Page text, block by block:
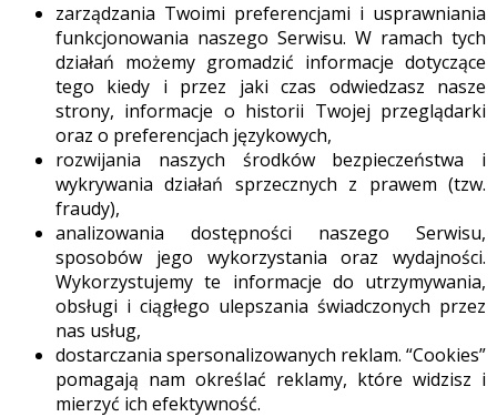
zarządzania Twoimi preferencjami i usprawniania
funkcjonowania naszego Serwisu. W ramach tych
działań możemy gromadzić informacje dotyczące
tego kiedy i przez jaki czas odwiedzasz nasze
strony, informacje o historii Twojej przeglądarki
oraz o preferencjach językowych,
rozwijania naszych środków bezpieczeństwa i
wykrywania działań sprzecznych z prawem (tzw.
fraudy),
analizowania dostępności naszego Serwisu,
sposobów jego wykorzystania oraz wydajności.
Wykorzystujemy te informacje do utrzymywania,
obsługi i ciągłego ulepszania świadczonych przez
nas usług,
dostarczania spersonalizowanych reklam. “Cookies”
pomagają nam określać reklamy, które widzisz i
mierzyć ich efektywność.